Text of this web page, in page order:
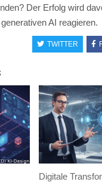
Der Erfolg wird
AI reagieren.
TWITTER
Digitale